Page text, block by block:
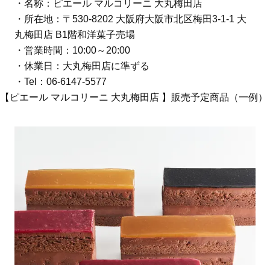
・名称：ピエール マルコリーニ 大丸梅田店
・所在地：〒530-8202 大阪府大阪市北区梅田3-1-1 大
丸梅田店 B1階和洋菓子売場
・営業時間：10:00～20:00
・休業日：大丸梅田店に準ずる
・Tel：06-6147-5577
【ピエール マルコリーニ 大丸梅田店 】販売予定商品（一例）